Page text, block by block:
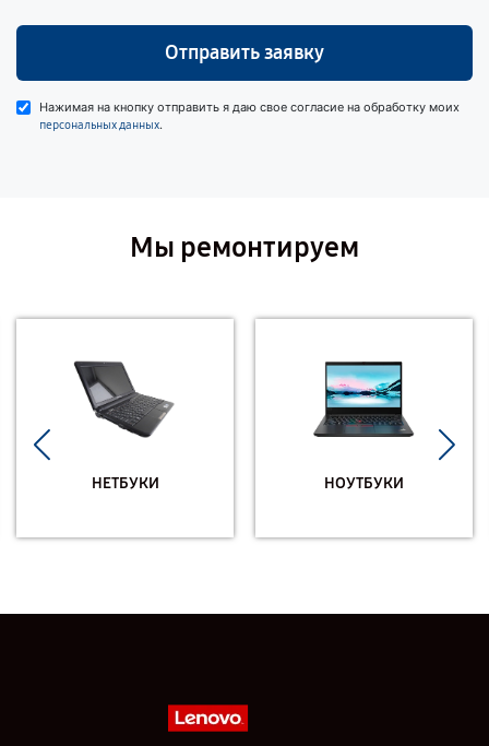
Отправить заявку
Нажимая на кнопку отправить я даю свое согласие на обработку моих
персональных данных.
Мы ремонтируем
НЕТБУКИ НОУТБУКИ